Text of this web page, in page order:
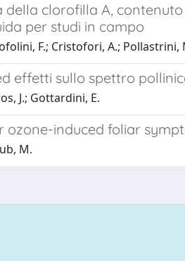
della clorofilla A,
per studi in campo
F.; Cristofori, A.; Pollastrini,
effetti sullo spettro
J.; Gottardini, E.
ozone-induced foliar
M.